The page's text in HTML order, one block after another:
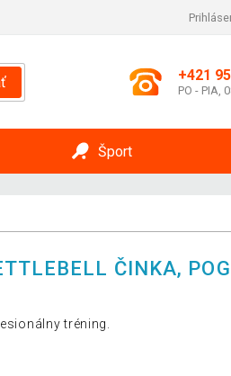
+421
PO - PIA,
Šport
ČINKA,
tréning.